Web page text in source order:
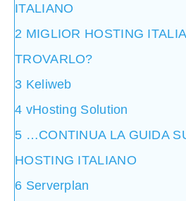
ITALIANO
2 MIGLIOR HOSTING
TROVARLO?
3 Keliweb
4 vHosting Solution
5 …CONTINUA LA GUIDA
HOSTING ITALIANO
6 Serverplan